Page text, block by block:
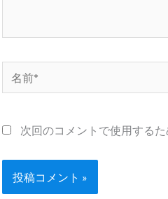
前
次回のコメントで使用する